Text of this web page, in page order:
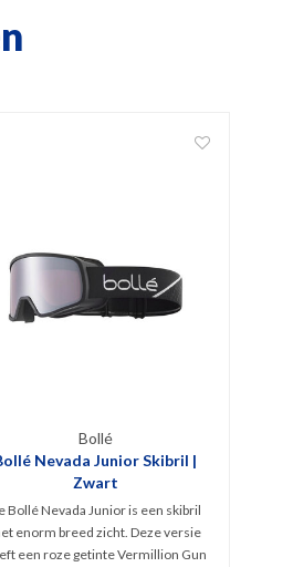
Bollé
Nevada Junior Skibril |
Zwart
Bollé Nevada Junior is een skibril
enorm breed zicht. Deze versie
een roze getinte Vermillion Gun